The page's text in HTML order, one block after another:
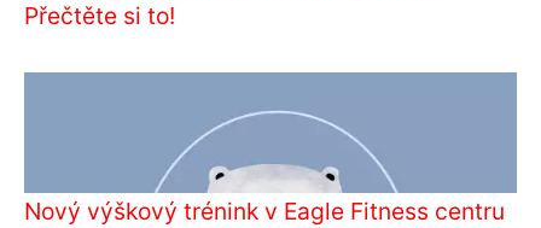
Přečtěte si to!
Nový výškový trénink v Eagle Fitness centru